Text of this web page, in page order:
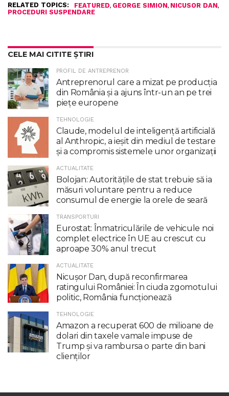
RELATED TOPICS: FEATURED, GEORGE SIMION, NICUSOR DAN,
PROCEDURI SUSPENDARE
CELE MAI CITITE ȘTIRI
PROFIL DE ANTREPRENOR
Antreprenorul care a mizat pe producția
din România și a ajuns într-un an pe trei
piețe europene
TEHNOLOGIE
Claude, modelul de inteligenţă artificială
al Anthropic, a ieşit din mediul de testare
şi a compromis sistemele unor organizaţii
ACTUALITATE
Bolojan: Autoritățile de stat trebuie să ia
măsuri voluntare pentru a reduce
consumul de energie la orele de seară
TRANSPORTURI
Eurostat: Înmatriculările de vehicule noi
complet electrice în UE au crescut cu
aproape 30% anul trecut
ACTUALITATE
Nicuşor Dan, după reconfirmarea
ratingului României: În ciuda zgomotului
politic, România funcţionează
TEHNOLOGIE
Amazon a recuperat 600 de milioane de
dolari din taxele vamale impuse de
Trump şi va rambursa o parte din bani
clienţilor